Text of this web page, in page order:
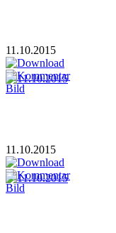
11.10.2015
11.10.2015